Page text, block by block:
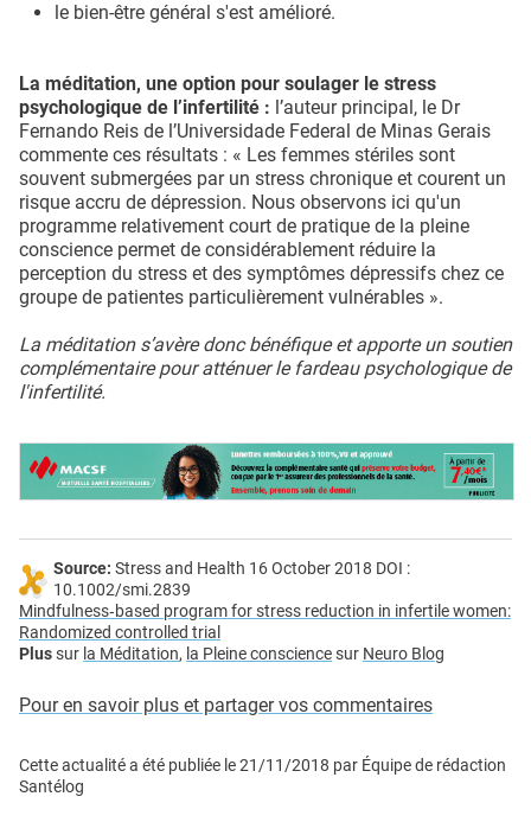
le bien-être général s'est amélioré.
La méditation, une option pour soulager le stress
psychologique de l’infertilité : l’auteur principal, le Dr
Fernando Reis de l’Universidade Federal de Minas Gerais
commente ces résultats : « Les femmes stériles sont
souvent submergées par un stress chronique et courent un
risque accru de dépression. Nous observons ici qu'un
programme relativement court de pratique de la pleine
conscience permet de considérablement réduire la
perception du stress et des symptômes dépressifs chez ce
groupe de patientes particulièrement vulnérables ».
La méditation s’avère donc bénéfique et apporte un soutien
complémentaire pour atténuer le fardeau psychologique de
l'infertilité.
Source: Stress and Health 16 October 2018 DOI :
10.1002/smi.2839
Mindfulness‐based program for stress reduction in infertile women:
Randomized controlled trial
Plussur la Méditation, la Pleine consciencesur Neuro Blog
Pour en savoir plus et partager vos commentaires
Cette actualité a été publiée le21/11/2018 par Équipe de rédaction
Santélog